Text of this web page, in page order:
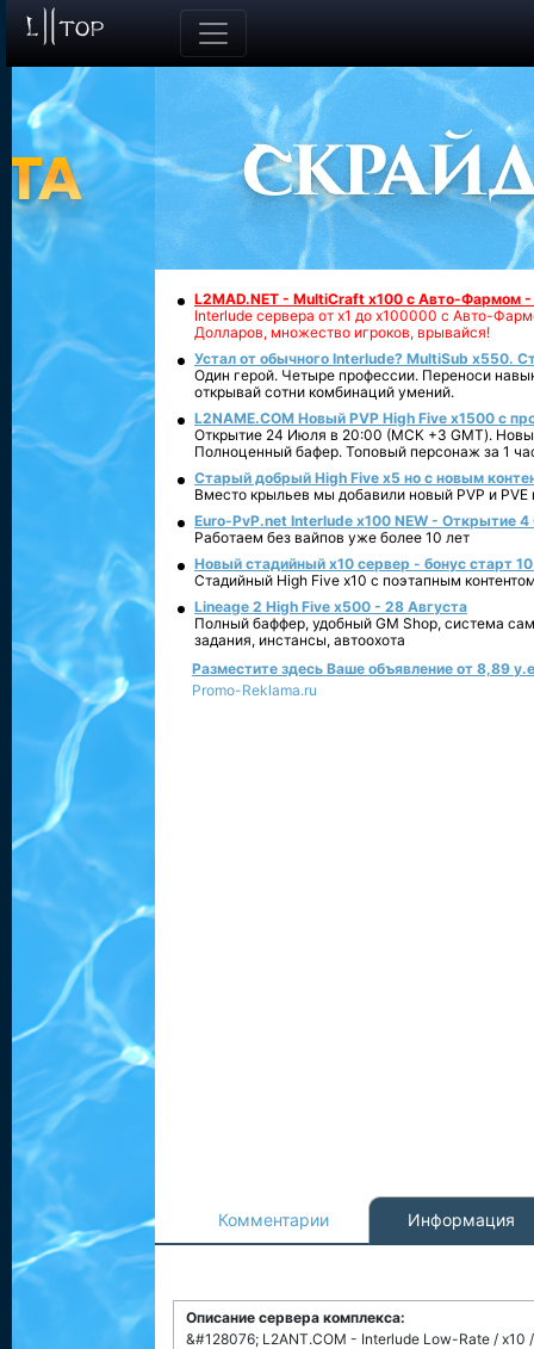
L2MAD.NET - MultiCraft x100 с Авто-Фармом
Interlude сервера от х1 до х100000 с Авто-
Долларов, множество игроков, врывайся!
Устал от обычного Interlude? MultiSub x550.
Один герой. Четыре профессии. Переноси
открывай сотни комбинаций умений.
L2NAME.COM Новый PVP High Five x1500 с
Открытие 24 Июля в 20:00 (МСК +3 GMT).
Полноценный бафер. Топовый персонаж за 1
Старый добрый High Five x5 но с новым
Вместо крыльев мы добавили новый PVP и PVE
Euro-PvP.net Interlude х100 NEW - Открытие 4
Работаем без вайпов уже более 10 лет
Новый стадийный х10 сервер - бонус старт
Стадийный High Five x10 с поэтапным
Lineage 2 High Five x500 - 28 Августа
Полный баффер, удобный GM Shop, система
задания, инстансы, автоохота
Разместите здесь Ваше объявление от 8,89
Promo-Reklama.ru
Комментарии Информация
Описание сервера комплекса:
&#128076; L2ANT.COM - Interlude Low-Rate / x10